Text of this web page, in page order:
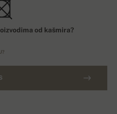
od kašmira?